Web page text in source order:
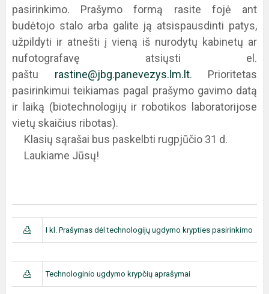
pasirinkimo. Prašymo formą rasite fojė ant
budėtojo stalo arba galite ją atsispausdinti patys,
užpildyti ir atnešti į vieną iš nurodytų kabinetų ar
nufotografavę atsiųsti el.
paštu rastine@jbg.panevezys.lm.lt. Prioritetas
pasirinkimui teikiamas pagal prašymo gavimo datą
ir laiką (biotechnologijų ir robotikos laboratorijose
vietų skaičius ribotas).
Klasių sąrašai bus paskelbti rugpjūčio 31 d.
Laukiame Jūsų!
I kl. Prašymas dėl technologijų ugdymo krypties pasirinkimo
Technologinio ugdymo krypčių aprašymai